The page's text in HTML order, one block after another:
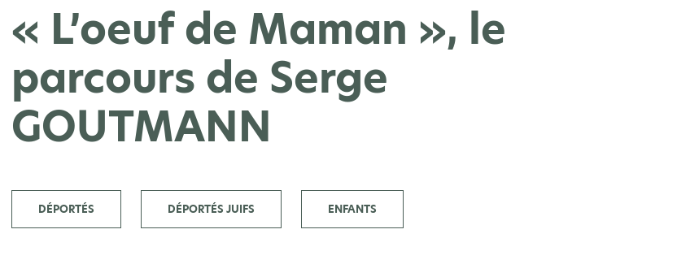
« L’oeuf de Maman », le
parcours de Serge
GOUTMANN
DÉPORTÉS DÉPORTÉS JUIFS ENFANTS